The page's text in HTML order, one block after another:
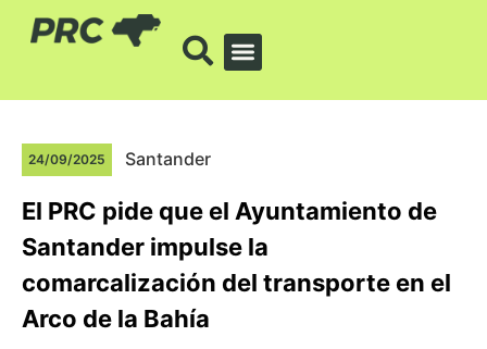
24/09/2025 Santander
El PRC pide que el Ayuntamiento de
Santander impulse la
comarcalización del transporte en el
Arco de la Bahía